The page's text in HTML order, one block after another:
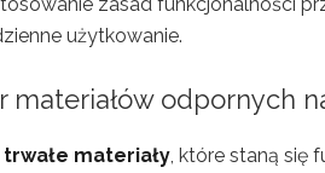
użytkowanie.
materiałów odpornych
trwałe materiały , które staną